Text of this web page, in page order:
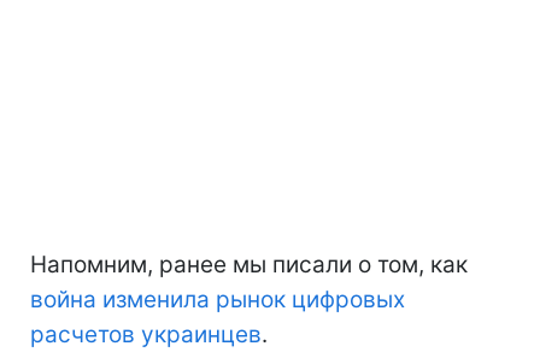
Напомним, ранее мы писали о том, как
война изменила рынок цифровых
расчетов украинцев.